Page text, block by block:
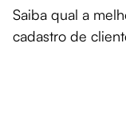
Saiba qual a
cadastro de